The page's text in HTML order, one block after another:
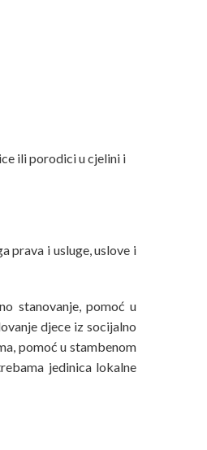
ili porodici u cjelini i
prava i usluge, uslove i
stanovanje, pomoć u
djece iz socijalno
pomoć u stambenom
jedinica lokalne